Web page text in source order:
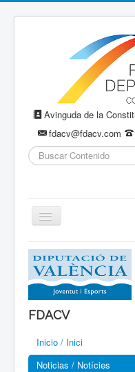
Avinguda de la
fdacv@fdacv.com
Buscar...
Cambiar
navegación
Aeromodelismo /
Ala Delta
Paracaidismo /
Parapente / Parapent
FDACV
Inicio / Inici
Noticias / Notícies